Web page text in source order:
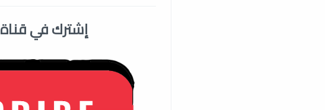
إشترك في قناة